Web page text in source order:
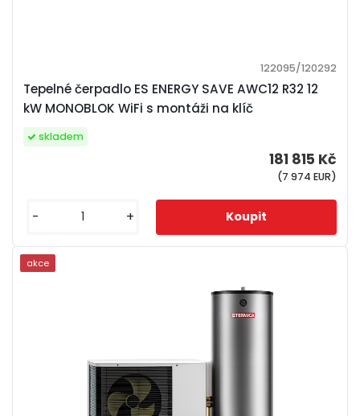
Tepelné čerpadlo ES ENERGY SAVE AWC12 R32 12
kW MONOBLOK WiFi s montáži na klíč
122095/120292
181 815 Kč
(7 974 EUR)
skladem
- +
akce